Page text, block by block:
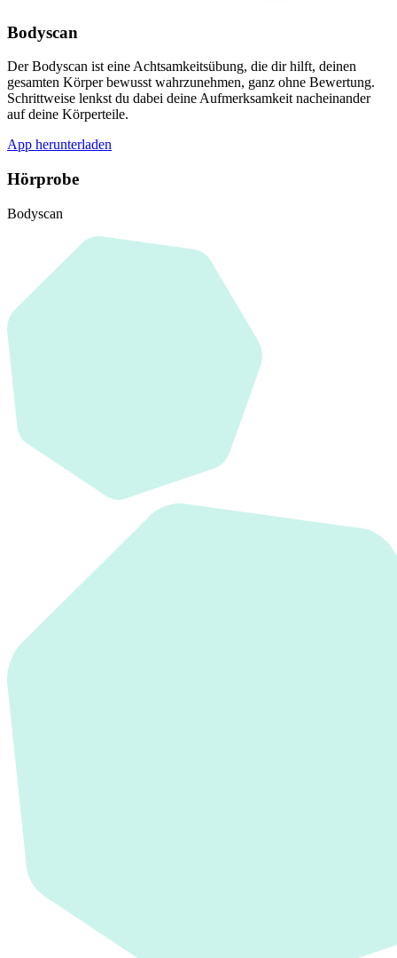
Bodyscan
Der Bodyscan ist eine Achtsamkeitsübung, die dir hilft, deinen
gesamten Körper bewusst wahrzunehmen, ganz ohne Bewertung.
Schrittweise lenkst du dabei deine Aufmerksamkeit nacheinander
auf deine Körperteile.
App herunterladen
Hörprobe
Bodyscan